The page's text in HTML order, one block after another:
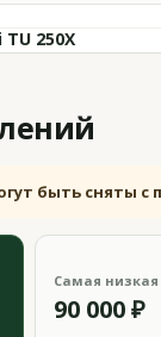
TU 250X
быть сняты с
Самая
90 000 ₽